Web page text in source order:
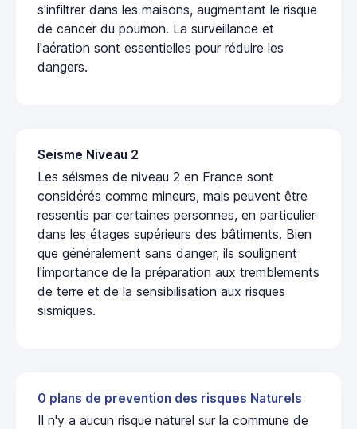
s'infiltrer dans les maisons, augmentant le risque
de cancer du poumon. La surveillance et
l'aération sont essentielles pour réduire les
dangers.
Seisme Niveau 2
Les séismes de niveau 2 en France sont
considérés comme mineurs, mais peuvent être
ressentis par certaines personnes, en particulier
dans les étages supérieurs des bâtiments. Bien
que généralement sans danger, ils soulignent
l'importance de la préparation aux tremblements
de terre et de la sensibilisation aux risques
sismiques.
0 plans de prevention des risques Naturels
Il n'y a aucun risque naturel sur la commune de